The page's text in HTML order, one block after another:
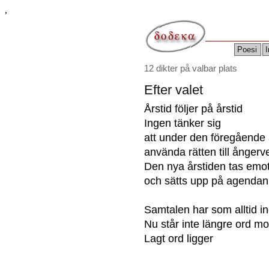
,
Poesi
12 dikter på valbar plats
Efter valet
Årstid följer på årstid
Ingen tänker sig
att under den föregående
använda rätten till
Den nya årstiden tas
och sätts upp på agendan
Samtalen har som alltid
Nu står inte längre ord
Lagt ord ligger